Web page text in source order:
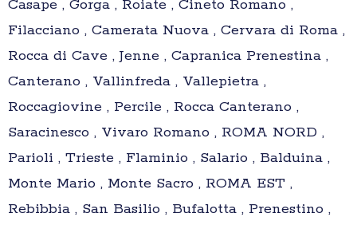
Casape , Gorga , Roiate , Cineto Romano ,
Filacciano , Camerata Nuova , Cervara di Roma ,
Rocca di Cave , Jenne , Capranica Prenestina ,
Canterano , Vallinfreda , Vallepietra ,
Roccagiovine , Percile , Rocca Canterano ,
Saracinesco , Vivaro Romano , ROMA NORD ,
Parioli , Trieste , Flaminio , Salario , Balduina ,
Monte Mario , Monte Sacro , ROMA EST ,
Rebibbia , San Basilio , Bufalotta , Prenestino ,